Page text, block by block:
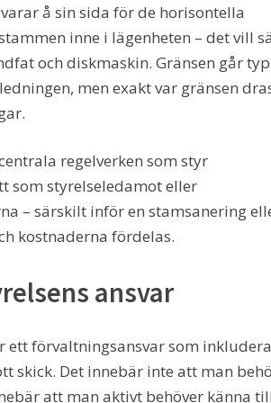
å sin sida för de horisontella
inne i lägenheten – det vill
och diskmaskin. Gränsen går
men exakt var gränsen
regelverken som styr
som styrelseledamot eller
– särskilt inför en stamsanering
kostnaderna fördelas.
ansvar
ett förvaltningsansvar som
skick. Det innebär inte att man
att man aktivt behöver känna